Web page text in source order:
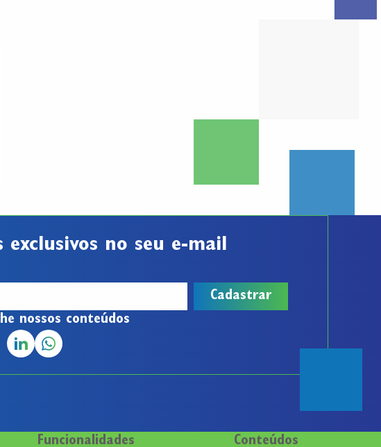
exclusivos no seu e-mail
nossos conteúdos
Funcionalidades Conteúdos